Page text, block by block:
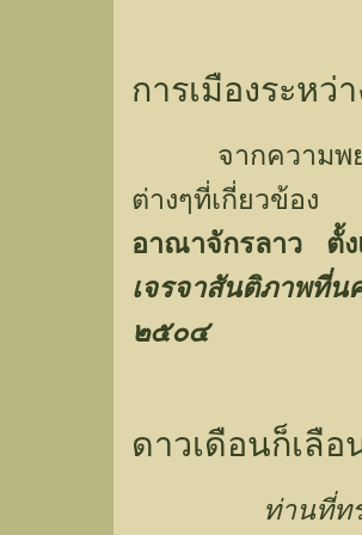
การเมืองระหว่
จากความพยาย
ต่างๆที่เกี่ยวข้อ
อาณาจักรลาว
เจรจาสันติภาพ
๒๕๐๔
ดาวเดือนก็เลื
ท่านที่ท